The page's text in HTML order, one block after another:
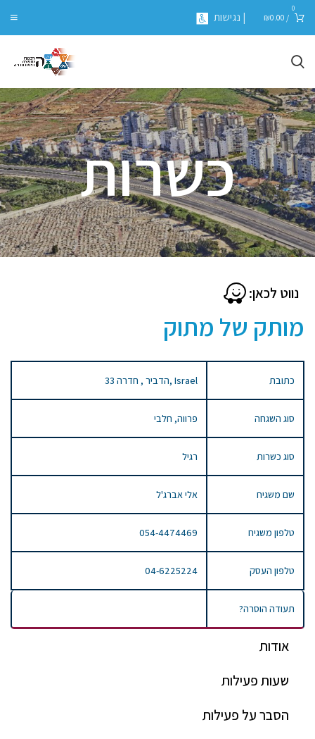
0
/
₪0.00 | נגישות
כשרות
אודות
שעות פעילות
הסבר על פעילות
נווט לכאן:
מותק של מתוק
כתובת 33 הדביר , חדרה, Israel
סוג השגחה פרווה, חלבי
סוג כשרות רגיל
שם משגיח אלי אברג'ל
טלפון משגיח 054-4474469
טלפון העסק 04-6225224
תעודה הוסרה?